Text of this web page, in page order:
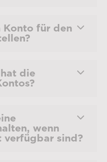
Konto für den
die
wenn
sind?